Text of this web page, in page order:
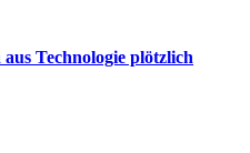
Technologie plötzlich